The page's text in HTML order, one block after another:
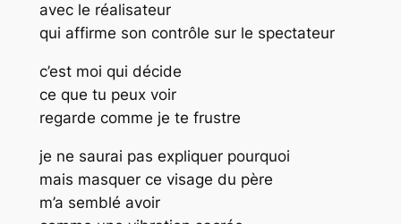
avec le réalisateur
qui affirme son contrôle sur le spectateur
c’est moi qui décide
ce que tu peux voir
regarde comme je te frustre
je ne saurai pas expliquer pourquoi
mais masquer ce visage du père
m’a semblé avoir